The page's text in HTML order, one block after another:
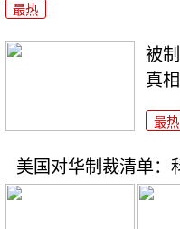
最热
被
真相
最热
美国对华制裁清单：